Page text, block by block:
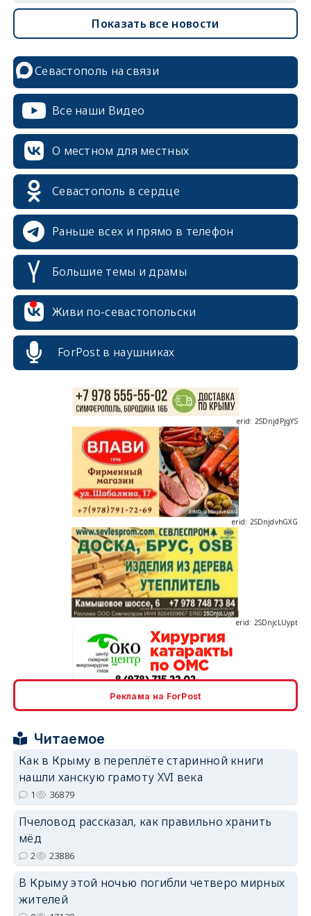
Показать все новости
Севастополь на связи
Все наши Видео
О местном для местных
Севастополь в сердце
Раньше всех и прямо в телефон
Большие темы и драмы
Живи по-севастопольски
ForPost в наушниках
erid: 2SDnjcrDNw6
erid: 2SDnjdvhGXG
erid: 2SDnjcLUypt
Реклама на ForPost
Читаемое
Как в Крыму в переплёте старинной книги
нашли ханскую грамоту XVI века
1 36879
Пчеловод рассказал, как правильно хранить
мёд
2 23886
В Крыму этой ночью погибли четверо мирных
жителей